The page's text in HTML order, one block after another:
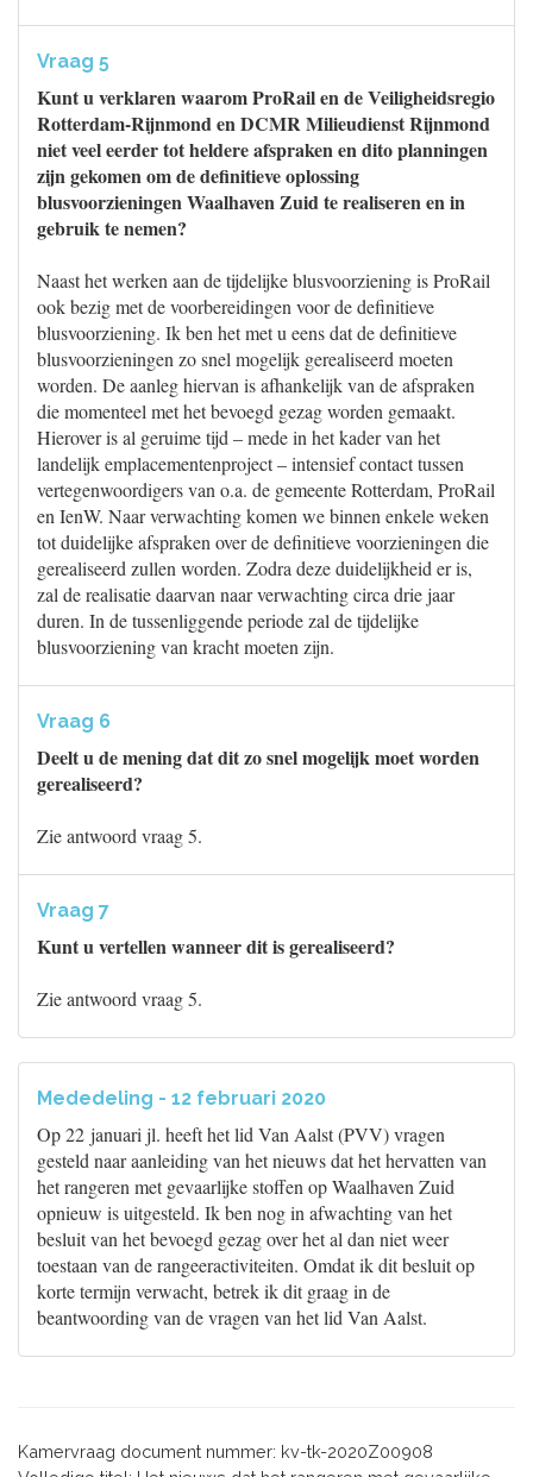
Vraag 5
Kunt u verklaren waarom ProRail en de Veiligheidsregio
Rotterdam-Rijnmond en DCMR Milieudienst Rijnmond
niet veel eerder tot heldere afspraken en dito planningen
zijn gekomen om de definitieve oplossing
blusvoorzieningen Waalhaven Zuid te realiseren en in
gebruik te nemen?
Naast het werken aan de tijdelijke blusvoorziening is ProRail
ook bezig met de voorbereidingen voor de definitieve
blusvoorziening. Ik ben het met u eens dat de definitieve
blusvoorzieningen zo snel mogelijk gerealiseerd moeten
worden. De aanleg hiervan is afhankelijk van de afspraken
die momenteel met het bevoegd gezag worden gemaakt.
Hierover is al geruime tijd – mede in het kader van het
landelijk emplacementenproject – intensief contact tussen
vertegenwoordigers van o.a. de gemeente Rotterdam, ProRail
en IenW. Naar verwachting komen we binnen enkele weken
tot duidelijke afspraken over de definitieve voorzieningen die
gerealiseerd zullen worden. Zodra deze duidelijkheid er is,
zal de realisatie daarvan naar verwachting circa drie jaar
duren. In de tussenliggende periode zal de tijdelijke
blusvoorziening van kracht moeten zijn.
Vraag 6
Deelt u de mening dat dit zo snel mogelijk moet worden
gerealiseerd?
Zie antwoord vraag 5.
Vraag 7
Kunt u vertellen wanneer dit is gerealiseerd?
Zie antwoord vraag 5.
Mededeling - 12 februari 2020
Op 22 januari jl. heeft het lid Van Aalst (PVV) vragen
gesteld naar aanleiding van het nieuws dat het hervatten van
het rangeren met gevaarlijke stoffen op Waalhaven Zuid
opnieuw is uitgesteld. Ik ben nog in afwachting van het
besluit van het bevoegd gezag over het al dan niet weer
toestaan van de rangeeractiviteiten. Omdat ik dit besluit op
korte termijn verwacht, betrek ik dit graag in de
beantwoording van de vragen van het lid Van Aalst.
Kamervraag document nummer: kv-tk-2020Z00908